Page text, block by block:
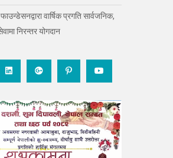
वार्षिक प्रगति सार्वजनिक,
निरन्तर योगदान